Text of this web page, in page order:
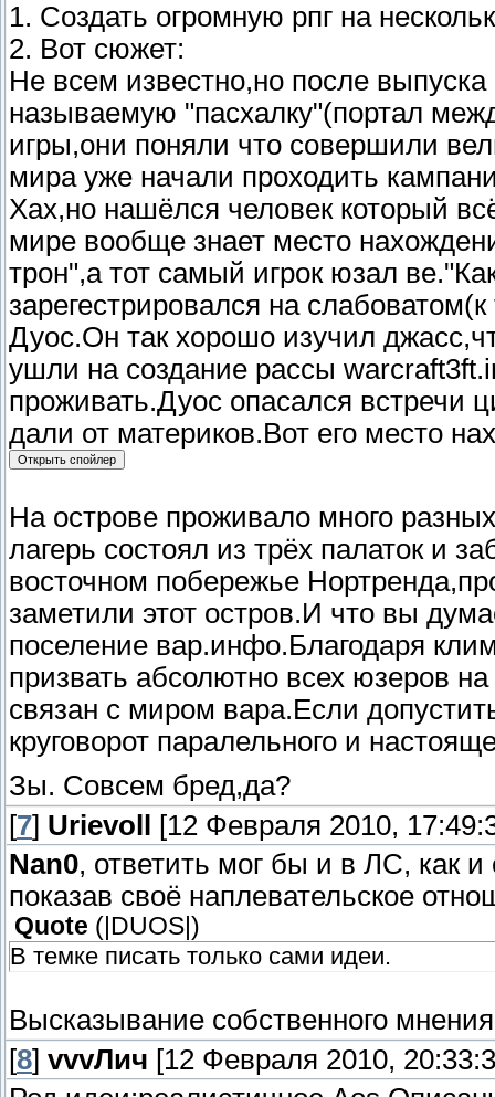
1. Создать огромную рпг на
2. Вот сюжет:
Не всем известно,но после
называемую "пасхалку"(портал
игры,они поняли что совершили
мира уже начали проходить
Хах,но нашёлся человек который
мире вообще знает место
трон",а тот самый игрок юзал
зарегестрировался на
Дуос.Он так хорошо изучил
ушли на создание рассы
проживать.Дуос опасался встречи
дали от материков.Вот его место
На острове проживало много
лагерь состоял из трёх палаток и
восточном побережье
заметили этот остров.И что вы
поселение вар.инфо.Благодаря
призвать абсолютно всех юзеров
связан с миром вара.Если
круговорот паралельного и
Зы. Совсем бред,да?
[7] Urievoll
[12 Февраля 2010,
Nan0, ответить мог бы и в ЛС, как
показав своё наплевательское
Quote ( |DUОS| )
В темке писать только сами идеи.
Высказывание собственного
[8] vvvЛич [12 Февраля 2010,